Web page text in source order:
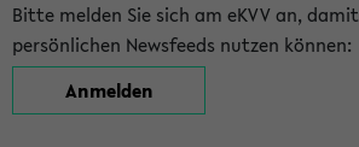
Bitte melden Sie sich am eKVV an,
persönlichen Newsfeeds nutzen können:
Anmelden